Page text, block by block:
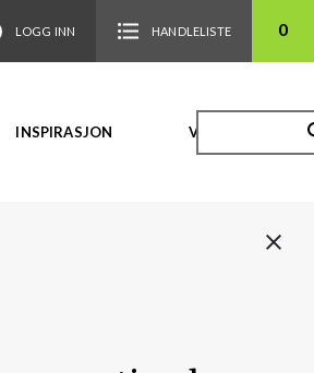
LOGG INN HANDLELISTE 0
INSPIRASJON VIDEO